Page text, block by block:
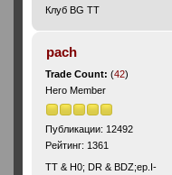
Клуб BG TT
pach
Trade Count:(42)
Hero Member
Публикации: 12492
Рейтинг: 1361
ТТ & Н0; DR & BDZ;ep.I-